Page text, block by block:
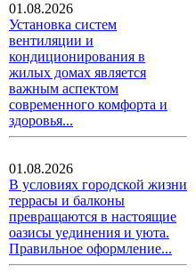
01.08.2026
Установка систем
вентиляции и
кондиционирования в
жилых домах является
важным аспектом
современного комфорта и
здоровья...
01.08.2026
В условиях городской жизни
террасы и балконы
превращаются в настоящие
оазисы уединения и уюта.
Правильное оформление...